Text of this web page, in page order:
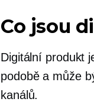
Co jsou
Digitální produkt
podobě a může
kanálů.